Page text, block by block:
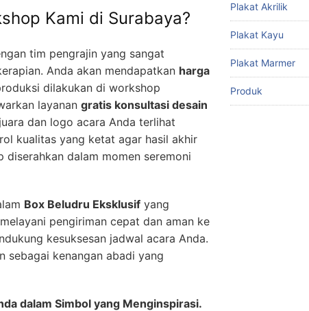
Kami di Surabaya?
tim pengrajin yang sangat
Anda akan mendapatkan harga
dilakukan di workshop
layanan gratis konsultasi desain
dan logo acara Anda terlihat
kualitas yang ketat agar hasil akhir
dalam momen seremoni
Box Beludru Eksklusif yang
pengiriman cepat dan aman ke
kesuksesan jadwal acara Anda.
sebagai kenangan abadi yang
dalam Simbol yang Menginspirasi.
Plakat Akrilik
Plakat Kayu
Plakat Marmer
Produk